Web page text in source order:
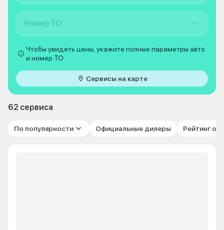
Номер ТО
Чтобы увидеть цены, укажите полные параметры авто
и номер ТО
Сервисы на карте
62 сервиса
По популярности Официальные дилеры Рейтинг